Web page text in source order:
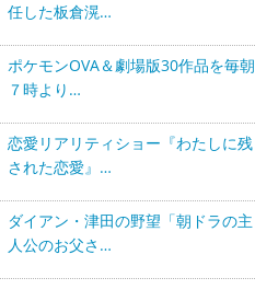
任した板倉滉…
ポケモンOVA＆劇場版30作品を毎朝
７時より…
恋愛リアリティショー『わたしに残
された恋愛』…
ダイアン・津田の野望「朝ドラの主
人公のお父さ…